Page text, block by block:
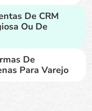
De CRM
Ou De
De
Para Varejo